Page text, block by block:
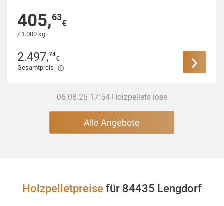
405,63
€
/ 1.000 kg
2.497,74
€
Gesamtpreis
06.08.26 17:54 Holzpellets lose
Alle Angebote
Holzpelletpreisefür 84435 Lengdorf